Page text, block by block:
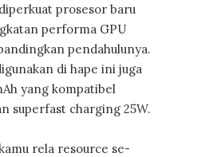
prosesor baru
performa GPU
pendahulunya.
di hape ini juga
yang kompatibel
superfast charging 25W.
rela resource se-